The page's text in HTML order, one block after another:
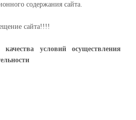
содержания сайта.
сайта!!!!
условий осуществления